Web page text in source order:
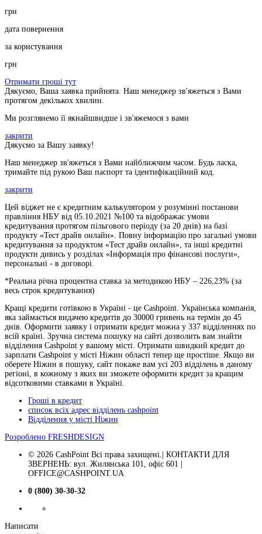
грн
дата повернення
за користування
грн
Отримати гроші тут
Дякуємо, Ваша заявка прийнята. Наш менеджер зв'яжеться з Вами
протягом декількох хвилин.
Ми розглянемо її якнайшвидше і зв'яжемося з вами
закрити
Дякуємо за Вашу заявку!
Наш менеджер зв'яжеться з Вами найближчим часом. Будь ласка,
тримайте під рукою Ваш паспорт та ідентифікаційний код.
закрити
Цей віджет не є кредитним калькулятором у розумінні постанови
правління НБУ від 05.10.2021 №100 та відображає умови
кредитування протягом пільгового періоду (за 20 днів) на базі
продукту «Тест драйв онлайн». Повну інформацію про загальні умови
кредитування за продуктом «Тест драйв онлайн», та інші кредитні
продукти дивись у розділах «Інформація про фінансові послуги»,
персональні - в договорі.
*Реальна річна процентна ставка за методикою НБУ – 226,23% (за
весь строк кредитування)
Кращі кредити готівкою в Україні - це Cashpoint. Українська компанія,
яка займається видачею кредитів до 30000 гривень на термін до 45
днів. Оформити заявку і отримати кредит можна у 337 відділеннях по
всій країні. Зручна система пошуку на сайті дозволить вам знайти
відділення Cashpoint у вашому місті. Отримати швидкий кредит до
зарплати Cashpoint у місті Ніжин області тепер ще простіше. Якщо ви
оберете Ніжин в пошуку, сайт покаже вам усі 203 відділень в даному
регіоні, в кожному з яких ви зможете оформити кредит за кращим
відсотковими ставками в Україні.
Гроші в кредит
список всіх адрес відділень cashpoint
Відділення у місті Ніжин
Розроблено FRESHDESIGN
© 2026 CashPoint Всі права захищені.| КОНТАКТИ ДЛЯ
ЗВЕРНЕНЬ: вул. Жилянська 101, офіс 601 |
OFFICE@CASHPOINT.UA
0 (800) 30-30-32
Написати